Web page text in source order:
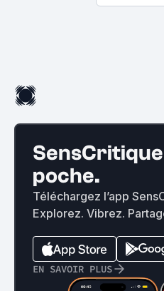
poche.
Téléchargez l’app
Explorez. Vibrez.
EN SAVOIR PLUS